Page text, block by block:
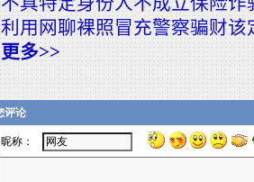
利用网聊裸照冒充警察骗财该
更多>>